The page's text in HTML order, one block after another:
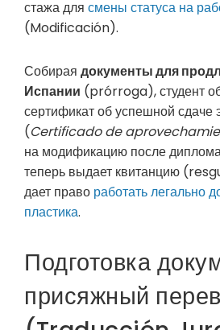
стажа для смены статуса на
(Modificación).
Собирая документы для
Испании (prórroga), студент
сертификат об успешной сдаче
(Certificado de
на модификацию после
теперь выдает квитанцию
дает право работать легально
пластика.
Подготовка
присяжный